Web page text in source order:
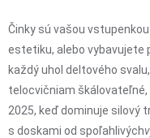
Činky sú vašou
estetiku, alebo vybavujete
každý uhol deltového
telocvičniam škálovateľné,
2025, keď dominuje silový
s doskami od spoľahlivých